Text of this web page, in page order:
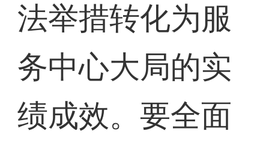
法举措转化为服
务中心大局的实
绩成效。要全面